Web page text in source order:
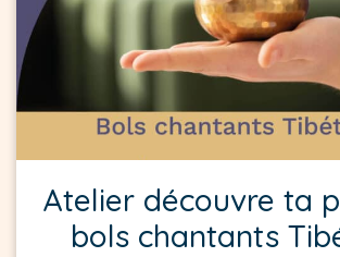
Atelier découvre ta
bols chantants